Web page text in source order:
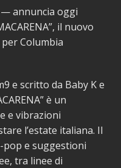
annuncia oggi
il nuovo
Columbia
e scritto da Baby K e
è un
e vibrazioni
l’estate italiana. Il
e suggestioni
tra linee di